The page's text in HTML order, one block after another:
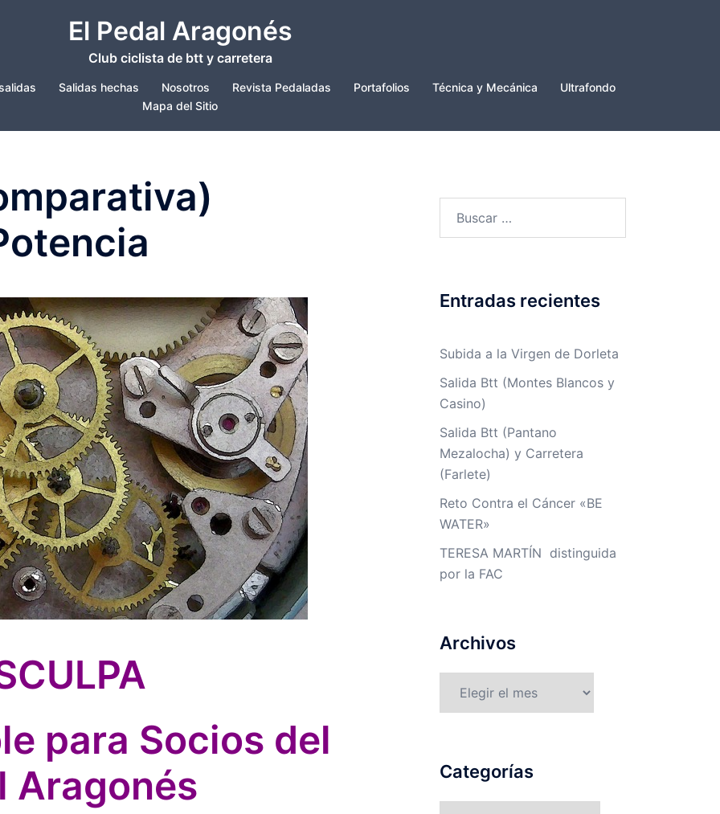
El Pedal Aragonés
Club ciclista de btt y carretera
Salidas hechas Nosotros Revista Pedaladas Portafolios Técnica y Mecánica
Ultrafondo
Mapa del Sitio
para Socios del
Aragonés
Entradas recientes
Subida a la Virgen de Dorleta
Salida Btt (Montes Blancos y
Casino)
Salida Btt (Pantano
Mezalocha) y Carretera
(Farlete)
Reto Contra el Cáncer «BE
WATER»
TERESA MARTÍN distinguida
por la FAC
Archivos
Categorías